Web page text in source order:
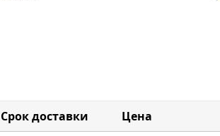
Срок доставки Цена